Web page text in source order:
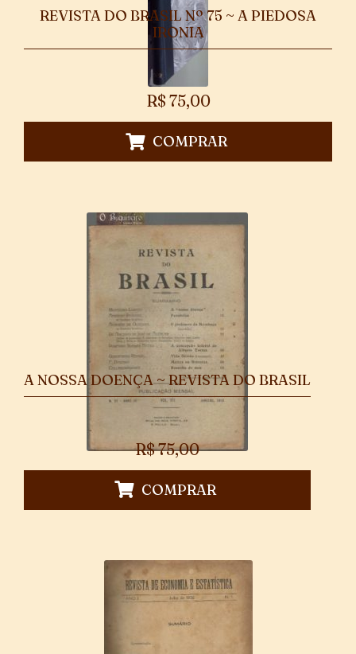
REVISTA DO BRASIL Nº 75 ~ A PIEDOSA
IRONIA
R$ 75,00
COMPRAR
A NOSSA DOENÇA ~ REVISTA DO BRASIL
R$75,00
COMPRAR